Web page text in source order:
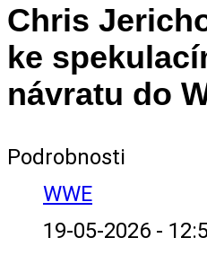
Chris
ke
návratu do
Podrobnosti
WWE
19-05-2026 -